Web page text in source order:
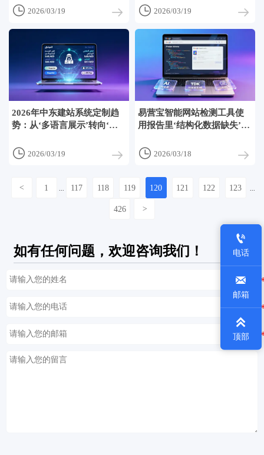
搜索词库更新频率与竞价策
略适配度
 2026/03/19
地化支付适配要点
 2026/03/19
2026年中东建站系统定制趋
势：从‘多语言展示’转向‘行
宗教日历、本地社交登录成
标配
 2026/03/19
易营宝智能网站检测工具使
用报告里‘结构化数据缺失’提
127个Product Schema实例
 2026/03/18
< 1 117 118 119 120 121 122 123
426 >
如有任何问题，欢迎咨询我们！

电话

邮箱

顶部